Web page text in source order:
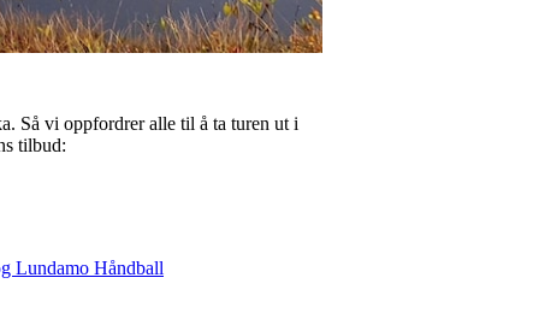
Så vi oppfordrer alle til å ta turen ut i
tilbud:
Lundamo Håndball